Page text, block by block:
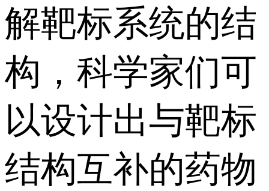
解靶标系统的结
构，科学家们可
以设计出与靶标
结构互补的药物